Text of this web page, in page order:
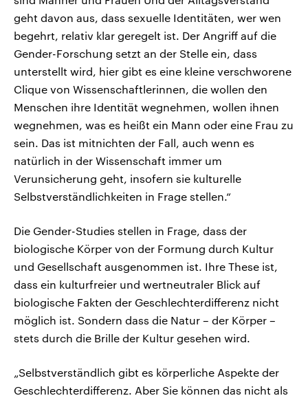
geht davon aus, dass sexuelle Identitäten, wer wen
begehrt, relativ klar geregelt ist. Der Angriff auf die
Gender-Forschung setzt an der Stelle ein, dass
unterstellt wird, hier gibt es eine kleine verschworene
Clique von Wissenschaftlerinnen, die wollen den
Menschen ihre Identität wegnehmen, wollen ihnen
wegnehmen, was es heißt ein Mann oder eine Frau zu
sein. Das ist mitnichten der Fall, auch wenn es
natürlich in der Wissenschaft immer um
Verunsicherung geht, insofern sie kulturelle
Selbstverständlichkeiten in Frage stellen.“
Die Gender-Studies stellen in Frage, dass der
biologische Körper von der Formung durch Kultur
und Gesellschaft ausgenommen ist. Ihre These ist,
dass ein kulturfreier und wertneutraler Blick auf
biologische Fakten der Geschlechterdifferenz nicht
möglich ist. Sondern dass die Natur – der Körper –
stets durch die Brille der Kultur gesehen wird.
„Selbstverständlich gibt es körperliche Aspekte der
Geschlechterdifferenz. Aber Sie können das nicht als